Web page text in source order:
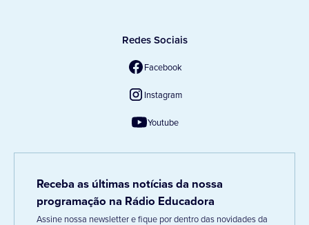
Redes Sociais
Facebook
Instagram
Youtube
Receba as últimas notícias da nossa
programação na Rádio Educadora
Assine nossa newsletter e fique por dentro das novidades da